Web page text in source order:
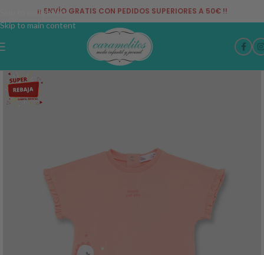
Skip to navigation
Skip to main content
¡¡ ENVÍO GRATIS CON PEDIDOS SUPERIORES A 50€ !!
-50%